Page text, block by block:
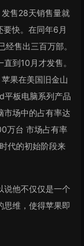
售28天销售量就
快。在同年6月
售出三百万部。
到10月才发售。
果在美国旧金山
平板电脑系列产品
市场中的占有率达
万台 市场占有率
代的初始阶段来
说他不仅仅是一个
思维，使得苹果即